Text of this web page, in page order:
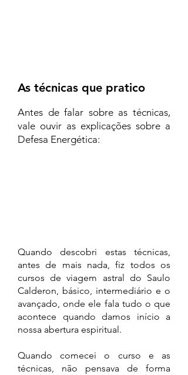
As técnicas que pratico
Antes de falar sobre as técnicas,
vale ouvir as explicações sobre a
Defesa Energética:
Quando descobri estas técnicas,
antes de mais nada, fiz todos os
cursos de viagem astral do Saulo
Calderon, básico, intermediário e o
avançado, onde ele fala tudo o que
acontece quando damos início a
nossa abertura espiritual.
Quando comecei o curso e as
técnicas, não pensava de forma